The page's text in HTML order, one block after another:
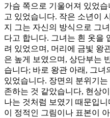
가슴 쪽으로 기울어져 있었
고 있었습니다. 작은 소년이
지 그는 자신의 방식으로 그
다고 합니다. 그녀는 흰 옷을
려 있었으며, 머리에 금빛 왕
은 높게 보였으며, 상단부는
습니다; 바로 왕관 아래, 그
있었습니다. 장면의 분위기
존하는 것 같았습니다, 현상
나는 것처럼 보였기 때문입
이 정적인 그림이나 표본이